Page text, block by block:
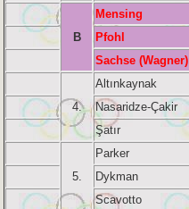
B
Mensing
Pfohl
Sachse (Wagner)
4.
Altınkaynak
Nasaridze-Çakir
Şatır
5.
Parker
Dykman
Scavotto